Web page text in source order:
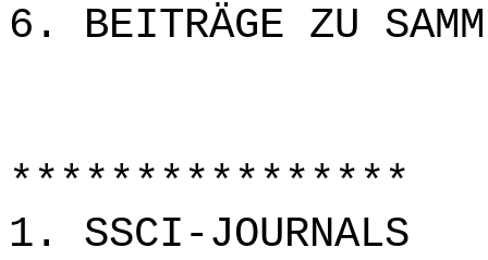
6. BEITRÄGE ZU
****************
1. SSCI-JOURNALS